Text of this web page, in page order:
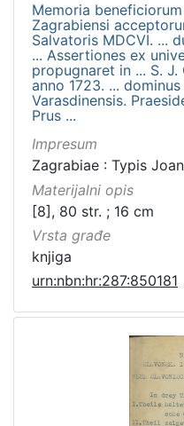
Memoria
Zagrabiensi
Salvatoris MDCVI. ...
... Assertiones ex
propugnaret in ... S.
anno 1723. ...
Varasdinensis.
Prus ...
Impresum
Zagrabiae : Typis
Materijalni opis
[8], 80 str. ; 16 cm
Vrsta građe
knjiga
urn:nbn:hr:287:850181